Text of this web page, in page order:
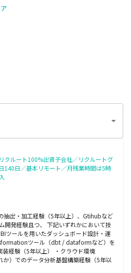
クルート100%出資子会社／リクルートグ
140日／基本リモート／月残業時間は5時
抽出・加工経験（5年以上）、Gtihubなど
開発経験且つ、 下記いずれかにおいて技
ツールを用いたダッシュボード設計・運
ツール（dbt / dataformなど）を
装経験（5年以上） ・クラウド環境
か）でのデータ分析基盤構築経験（5年以